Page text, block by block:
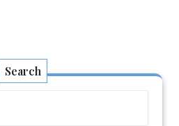
Search